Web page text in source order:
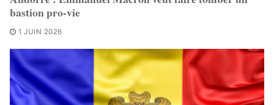
bastion pro-vie
1 JUIN 2026